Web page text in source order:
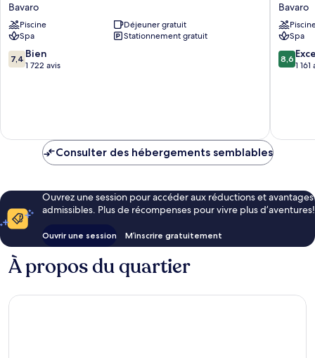
Punta
Cana
-
Hyatt
Inclusive
Bavaro
Piscine
Déjeuner gratuit
Spa
Stationnement gratuit
7.4
sur
7,4 Bien
1 722 avis
-
Hyatt
Inclusive
Bavaro
Spa
8.6
sur
8,6
1 161
Consulter des hébergements semblables
Ouvrez une session pour accéder aux réductions et avantages
admissibles. Plus de récompenses pour vivre plus d’aventures!
Ouvrir une session M’inscrire gratuitement
À propos du quartier